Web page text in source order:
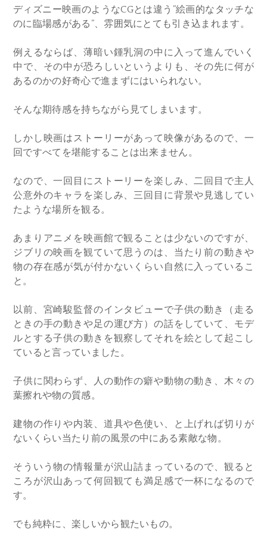
ディズニー映画のようなCGとは違う”絵画的なタッチな
のに臨場感がある”、雰囲気にとても引き込まれます。
例えるならば、薄暗い鍾乳洞の中に入って進んでいく
中で、その中が恐ろしいというよりも、その先に何が
あるのかの好奇心で進まずにはいられない。
そんな期待感を持ちながら見てしまいます。
しかし映画はストーリーがあって映像があるので、一
回ですべてを堪能することは出来ません。
なので、一回目にストーリーを楽しみ、二回目で主人
公意外のキャラを楽しみ、三回目に背景や見逃してい
たような場所を観る。
あまりアニメを映画館で観ることは少ないのですが、
ジブリの映画を観ていて思うのは、当たり前の動きや
物の存在感が気が付かないくらい自然に入っているこ
と。
以前、宮崎駿監督のインタビューで子供の動き（走る
ときの手の動きや足の運び方）の話をしていて、モデ
ルとする子供の動きを観察してそれを絵として起こし
ていると言っていました。
子供に関わらず、人の動作の癖や動物の動き、木々の
葉擦れや物の質感。
建物の作りや内装、道具や色使い、と上げれば切りが
ないくらい当たり前の風景の中にある素敵な物。
そういう物の情報量が沢山詰まっているので、観ると
ころが沢山あって何回観ても満足感で一杯になるので
す。
でも純粋に、楽しいから観たいもの。